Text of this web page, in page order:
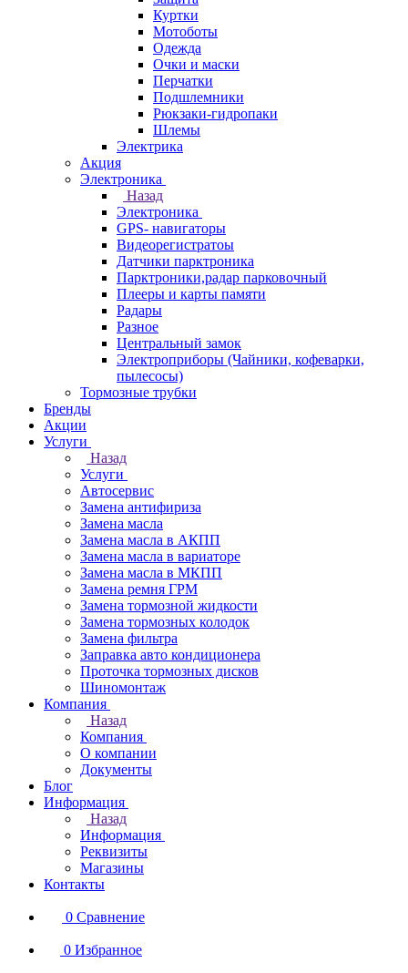
Куртки
Мотоботы
Одежда
Очки и маски
Перчатки
Подшлемники
Рюкзаки-гидропаки
Шлемы
Электрика
Акция
Электроника
Назад
Электроника
GPS- навигаторы
Видеорегистратоы
Датчики парктроника
Парктроники,радар парковочный
Плееры и карты памяти
Радары
Разное
Центральный замок
Электроприборы (Чайники, кофеварки,
пылесосы)
Тормозные трубки
Бренды
Акции
Услуги
Назад
Услуги
Автосервис
Замена антифириза
Замена масла
Замена масла в АКПП
Замена масла в вариаторе
Замена масла в МКПП
Замена ремня ГРМ
Замена тормозной жидкости
Замена тормозных колодок
Замена фильтра
Заправка авто кондиционера
Проточка тормозных дисков
Шиномонтаж
Компания
Назад
Компания
О компании
Документы
Блог
Информация
Назад
Информация
Реквизиты
Магазины
Контакты
0 Сравнение
0 Избранное